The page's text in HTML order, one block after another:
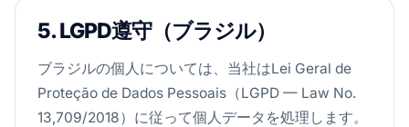
5. LGPD遵守（ブラジル）
ブラジルの個人については、当社はLei Geral de
Proteção de Dados Pessoais（LGPD — Law No.
13,709/2018）に従って個人データを処理します。